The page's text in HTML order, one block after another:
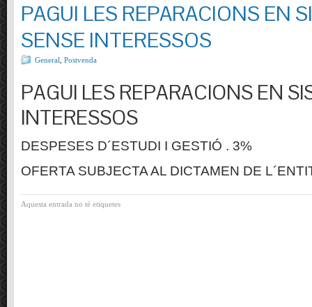
PAGUI LES REPARACIONS EN
SENSE INTERESSOS
General Postvenda
PAGUI LES REPARACIONS EN
INTERESSOS
DESPESES D´ESTUDI I GESTIÓ . 3%
OFERTA SUBJECTA AL DICTAMEN DE
Aquesta entrada no té etiquetes